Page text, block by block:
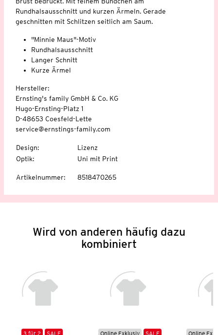
Rundhalsausschnitt und kurzen Ärmeln. Gerade
geschnitten mit Schlitzen seitlich am Saum.
"Minnie Maus"-Motiv
Rundhalsausschnitt
Langer Schnitt
Kurze Ärmel
Hersteller:
Ernsting's family GmbH & Co. KG
Hugo-Ernsting-Platz 1
D-48653 Coesfeld-Lette
service@ernstings-family.com
Design:
Lizenz
Optik: Uni mit Print
Artikelnummer: 8518470265
Wird von anderen häufig dazu
kombiniert
3 für 2 SALE Online Exklusiv SALE Online